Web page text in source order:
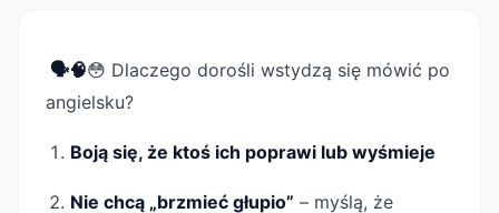
🗣️🧠😳 Dlaczego dorośli wstydzą się mówić po
angielsku?
Boją się, że ktoś ich poprawi lub wyśmieje
Nie chcą „brzmieć głupio” – myślą, że